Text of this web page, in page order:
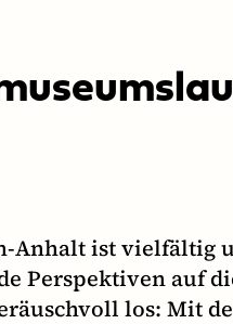
Anhalt ist vielfältig
Perspektiven auf
los: Mit